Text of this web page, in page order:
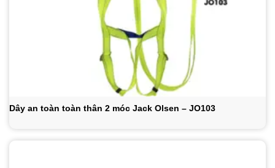
Dây an toàn toàn thân 2 móc Jack Olsen – JO103